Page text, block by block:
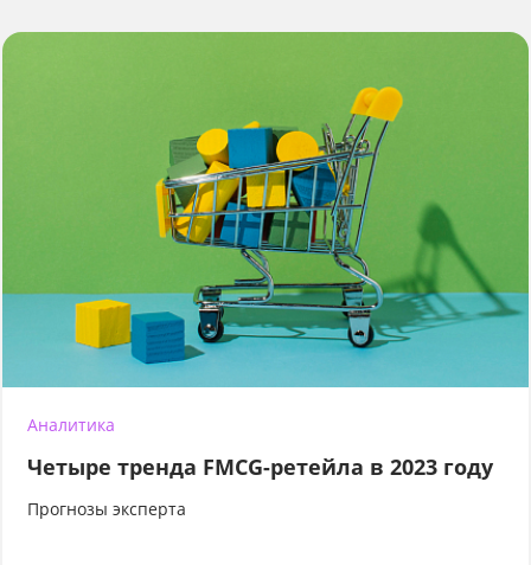
Аналитика
Четыре тренда FMCG-ретейла в 2023 году
Прогнозы эксперта